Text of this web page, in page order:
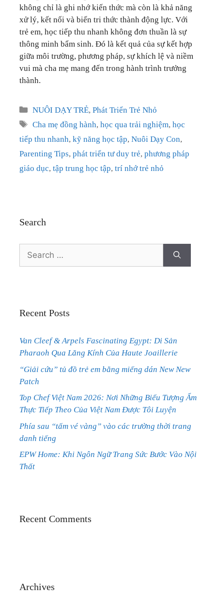
không chỉ là ghi nhớ kiến thức mà còn là khả năng
xử lý, kết nối và biến tri thức thành động lực. Với
trẻ em, học tiếp thu nhanh không đơn thuần là sự
thông minh bẩm sinh. Đó là kết quả của sự kết hợp
giữa môi trường, phương pháp, sự khích lệ và niềm
vui mà cha mẹ mang đến trong hành trình trưởng
thành.
Categories
NUÔI DẠY TRẺ,Phát Triển Trẻ Nhỏ
Tags
Cha mẹ đồng hành,học qua trải nghiệm,học
tiếp thu nhanh, kỹ năng học tập, Nuôi Dạy Con,
Parenting Tips, phát triển tư duy trẻ, phương pháp
giáo dục, tập trung học tập, trí nhớ trẻ nhỏ
Search
Search
for:
Recent Posts
Van Cleef & Arpels Fascinating Egypt: Di Sản
Pharaoh Qua Lăng Kính Của Haute Joaillerie
“Giải cứu” tủ đồ trẻ em bằng miếng dán New New
Patch
Top Chef Việt Nam 2026: Nơi Những Biểu Tượng Ẩm
Thực Tiếp Theo Của Việt Nam Được Tôi Luyện
Phía sau “tấm vé vàng” vào các trường thời trang
danh tiếng
EPW Home: Khi Ngôn Ngữ Trang Sức Bước Vào Nội
Thất
Recent Comments
Archives